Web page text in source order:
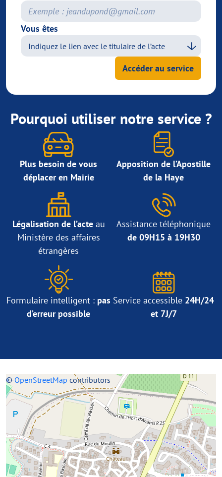
Vous êtes
Accéder au service
Pourquoi utiliser notre service ?
Plus besoin de vous
déplacer en Mairie
Apposition de l’Apostille
de la Haye
Légalisation de l’acteau
Ministère des affaires
étrangères
Assistance téléphonique
de 09H15 à 19H30
Formulaire intelligent : pas
d’erreur possible
Service accessible 24H/24
et 7J/7
+−
©OpenStreetMap contributors